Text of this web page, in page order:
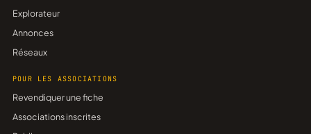
Explorateur
Annonces
Réseaux
POUR LES ASSOCIATIONS
Revendiquer une fiche
Associations inscrites